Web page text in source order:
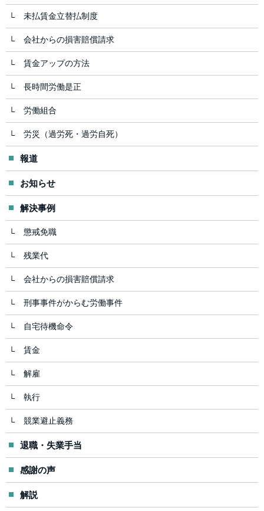
未払賃金立替払制度
会社からの損害賠償請求
賃金アップの方法
長時間労働是正
労働組合
労災（過労死・過労自死）
報道
お知らせ
解決事例
懲戒免職
残業代
会社からの損害賠償請求
刑事事件がからむ労働事件
自宅待機命令
賃金
解雇
執行
競業避止義務
退職・失業手当
感謝の声
解説